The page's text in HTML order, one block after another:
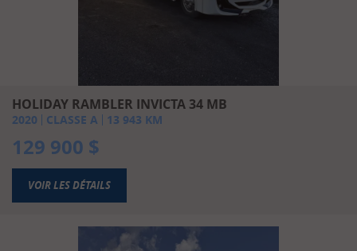
HOLIDAY RAMBLER INVICTA 34 MB
2020 CLASSE A 13 943 KM
129 900 $
VOIR LES DÉTAILS